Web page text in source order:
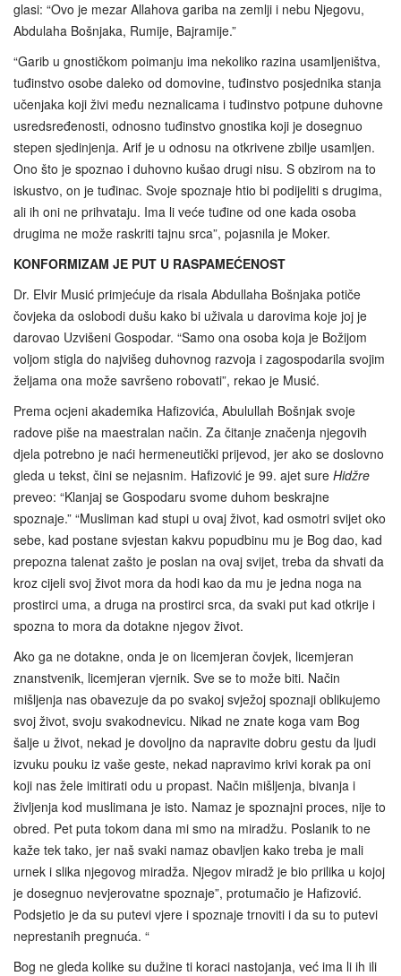
glasi: “Ovo je mezar Allahova gariba na zemlji i nebu Njegovu,
Abdulaha Bošnjaka, Rumije, Bajramije.”
“Garib u gnostičkom poimanju ima nekoliko razina usamljeništva,
tuđinstvo osobe daleko od domovine, tuđinstvo posjednika stanja
učenjaka koji živi među neznalicama i tuđinstvo potpune duhovne
usredsređenosti, odnosno tuđinstvo gnostika koji je dosegnuo
stepen sjedinjenja. Arif je u odnosu na otkrivene zbilje usamljen.
Ono što je spoznao i duhovno kušao drugi nisu. S obzirom na to
iskustvo, on je tuđinac. Svoje spoznaje htio bi podijeliti s drugima,
ali ih oni ne prihvataju. Ima li veće tuđine od one kada osoba
drugima ne može raskriti tajnu srca”, pojasnila je Moker.
KONFORMIZAM JE PUT U RASPAMEĆENOST
Dr. Elvir Musić primjećuje da risala Abdullaha Bošnjaka potiče
čovjeka da oslobodi dušu kako bi uživala u darovima koje joj je
darovao Uzvišeni Gospodar. “Samo ona osoba koja je Božijom
voljom stigla do najvišeg duhovnog razvoja i zagospodarila svojim
željama ona može savršeno robovati”, rekao je Musić.
Prema ocjeni akademika Hafizovića, Abulullah Bošnjak svoje
radove piše na maestralan način. Za čitanje značenja njegovih
djela potrebno je naći hermeneutički prijevod, jer ako se doslovno
gleda u tekst, čini se nejasnim. Hafizović je 99. ajet sure Hidžre
preveo: “Klanjaj se Gospodaru svome duhom beskrajne
spoznaje.” “Musliman kad stupi u ovaj život, kad osmotri svijet oko
sebe, kad postane svjestan kakvu popudbinu mu je Bog dao, kad
prepozna talenat zašto je poslan na ovaj svijet, treba da shvati da
kroz cijeli svoj život mora da hodi kao da mu je jedna noga na
prostirci uma, a druga na prostirci srca, da svaki put kad otkrije i
spozna to mora da dotakne njegov život.
Ako ga ne dotakne, onda je on licemjeran čovjek, licemjeran
znanstvenik, licemjeran vjernik. Sve se to može biti. Način
mišljenja nas obavezuje da po svakoj svježoj spoznaji oblikujemo
svoj život, svoju svakodnevicu. Nikad ne znate koga vam Bog
šalje u život, nekad je dovoljno da napravite dobru gestu da ljudi
izvuku pouku iz vaše geste, nekad napravimo krivi korak pa oni
koji nas žele imitirati odu u propast. Način mišljenja, bivanja i
življenja kod muslimana je isto. Namaz je spoznajni proces, nije to
obred. Pet puta tokom dana mi smo na miradžu. Poslanik to ne
kaže tek tako, jer naš svaki namaz obavljen kako treba je mali
urnek i slika njegovog miradža. Njegov miradž je bio prilika u kojoj
je dosegnuo nevjerovatne spoznaje”, protumačio je Hafizović.
Podsjetio je da su putevi vjere i spoznaje trnoviti i da su to putevi
neprestanih pregnuća. “
Bog ne gleda kolike su dužine ti koraci nastojanja, već ima li ih ili